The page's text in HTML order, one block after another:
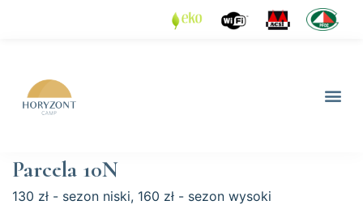
Parcela 10N
130 zł - sezon niski, 160 zł - sezon wysoki